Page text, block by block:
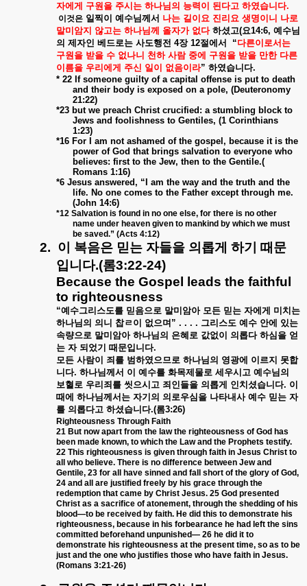
자에게 구원을 주시는 하나님의 능력이 된다고 하였습니다.
이것은 일찍이 예수님께서 나는 길이요 진리요 생명이니 나로
말미암지 않고는 하나님께 올자가 없다 하셨고(요14:6, 예수님
의 제자인 베드로는 사도행전 4장 12절에서 “다른이로서는
구원을 받을 수 없나니 천하 사람 중에 구원을 받을 만한 다른
이름을 우리에게 주신 일이 없음이라” 하였습니다.
* 22 If someone guilty of a capital offense is put to death
and their body is exposed on a pole, (Deuteronomy
21:22)
*23 but we preach Christ crucified: a stumbling block to
Jews and foolishness to Gentiles, (1 Corinthians
1:23)
*16 For I am not ashamed of the gospel, because it is the
power of God that brings salvation to everyone who
believes: first to the Jew, then to the Gentile.(
Romans 1:16)
*6 Jesus answered, “I am the way and the truth and the
life. No one comes to the Father except through me.
(John 14:6)
*12 Salvation is found in no one else, for there is no other
name under heaven given to mankind by which we must
be saved.” (Acts 4:12)
2. 이 복음은 믿는 자들을 의롭게 하기
때문
입니다.(롬3:22-24)
Because the Gospel leads the faithful
to righteousness
“예수그리스도를 믿음으로 말미암아 모든 믿는 자에게 미치는
하나님의 의니 찹ㄹ이 없으며 ” . . . . 그리스도 예수 안에 있는
속량으로 말미암아 하나님의 은혜로 값없이 의롭다 하심을 얻
는 자 되었기 때문입니다.
모든 사람이 죄를 범하였으므로 하나님의 영광에 이르지 못합
니다. 하나님께서 이 예수를 화목제물로 세우시고 예수님의
보혈로 우리죄를 씻으시고 죄인들을 의롭게 인치셨습니다. 이
때에 하나님께서는 자기의 의로우심을 나타내사 예수 믿는 자
를 의롭다고 하셨습니다.(롬3:26)
Righteousness Through Faith
21 But now apart from the law the righteousness of God has
been made known, to which the Law and the Prophets testify.
22 This righteousness is given through faith in Jesus Christ to
all who believe. There is no difference between Jew and
Gentile, 23 for all have sinned and fall short of the glory of God,
24 and all are justified freely by his grace through the
redemption that came by Christ Jesus. 25 God presented
Christ as a sacrifice of atonement, through the shedding of his
blood—to be received by faith. He did this to demonstrate his
righteousness, because in his forbearance he had left the sins
committed beforehand unpunished— 26 he did it to
demonstrate his righteousness at the present time, so as to be
just and the one who justifies those who have faith in Jesus.
(Romans 3:21-26)